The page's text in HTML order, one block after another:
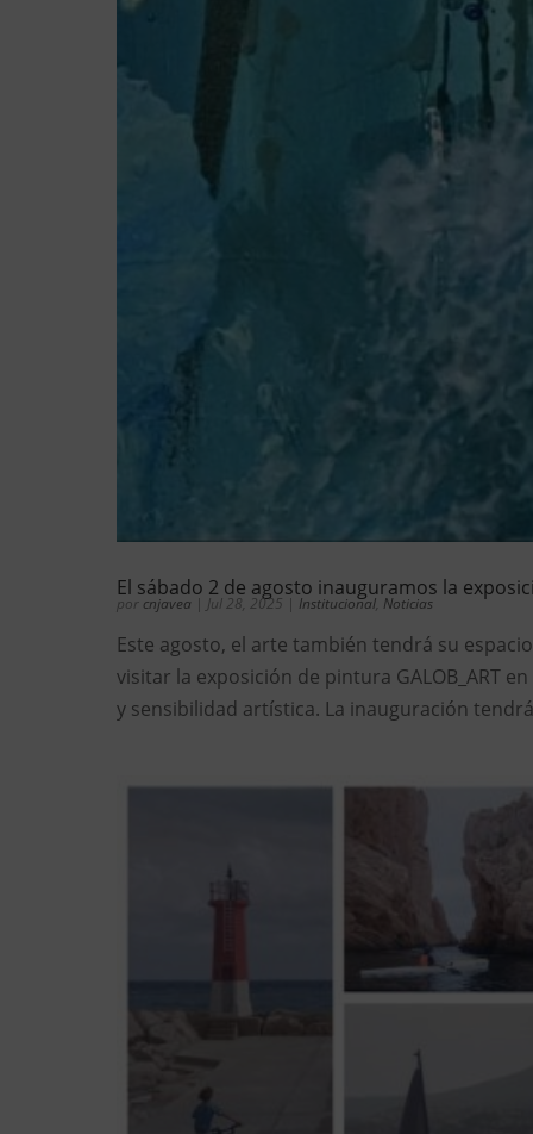
El sábado 2 de agosto inauguramos la
por cnjavea | Jul 28, 2025 | Institucional Noticias
Este agosto, el arte también tendrá su
visitar la exposición de pintura GALOB_ART
y sensibilidad artística. La inauguración